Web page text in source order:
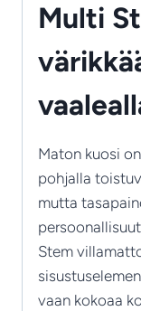
Multi
Maton kuosi
pohjalla
mutta
Stem
vaan kokoaa